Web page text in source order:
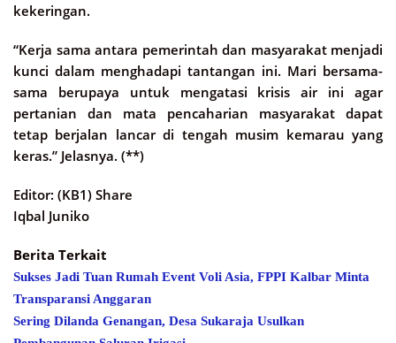
kekeringan.
“Kerja sama antara pemerintah dan masyarakat menjadi
kunci dalam menghadapi tantangan ini. Mari bersama-
sama berupaya untuk mengatasi krisis air ini agar
pertanian dan mata pencaharian masyarakat dapat
tetap berjalan lancar di tengah musim kemarau yang
keras.” Jelasnya. (**)
Editor: (KB1) Share
Iqbal Juniko
Berita Terkait
Sukses Jadi Tuan Rumah Event Voli Asia, FPPI Kalbar Minta
Transparansi Anggaran
Sering Dilanda Genangan, Desa Sukaraja Usulkan